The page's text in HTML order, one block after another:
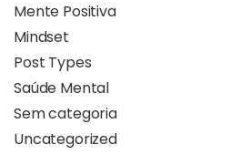
Mente Positiva
Mindset
Post Types
Saúde Mental
Sem categoria
Uncategorized